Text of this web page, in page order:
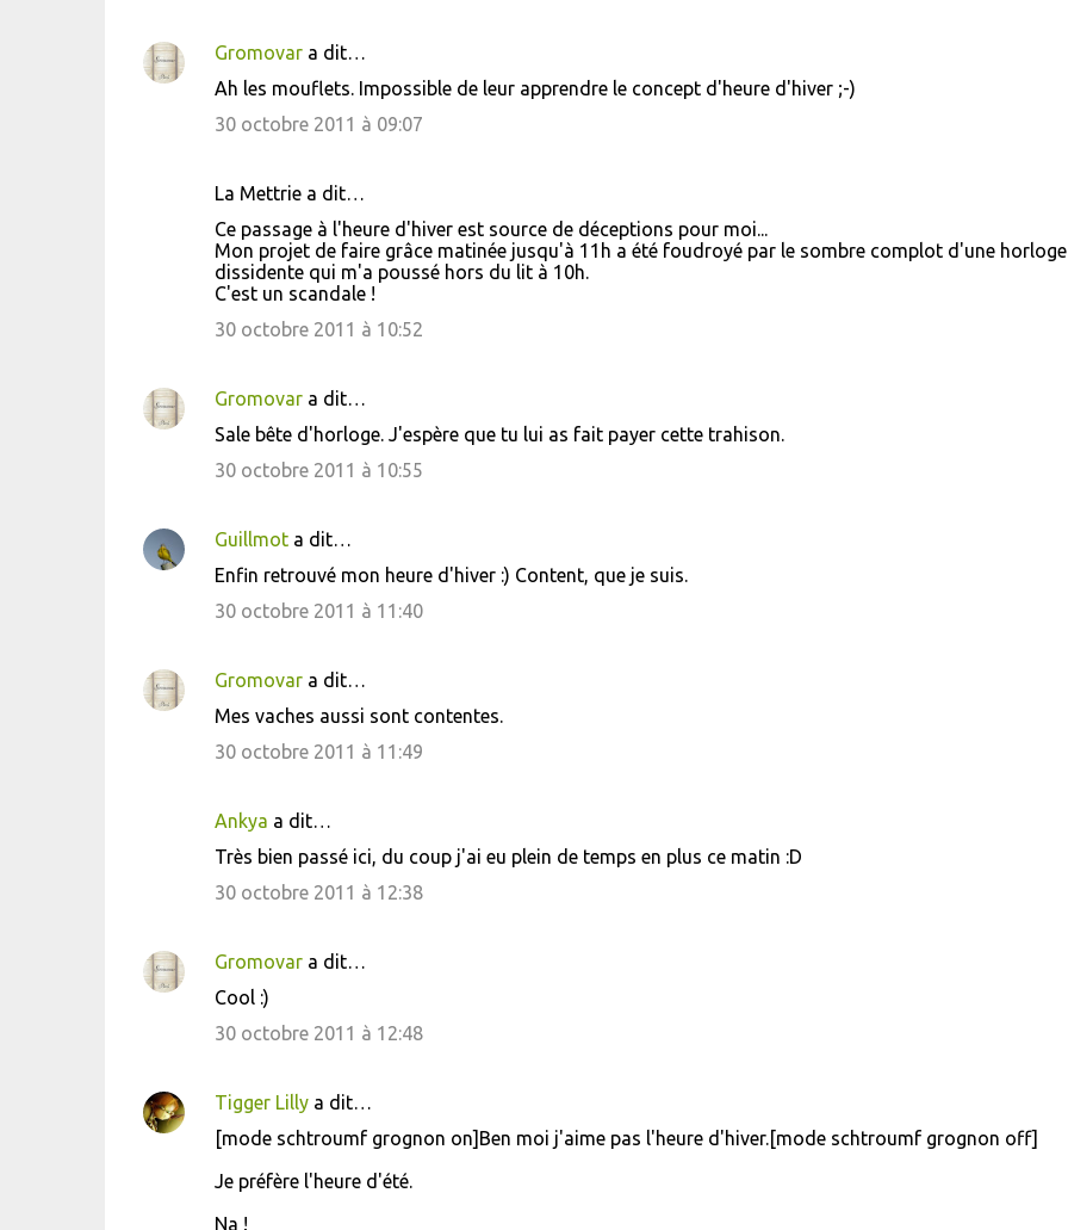
Gromovara dit…
Ah les mouflets. Impossible de leur apprendre le concept d'heure d'hiver ;-)
30 octobre 2011 à 09:07
La Mettrie a dit…
Ce passage à l'heure d'hiver est source de déceptions pour moi...
Mon projet de faire grâce matinée jusqu'à 11h a été foudroyé par le sombre complot d'une horloge
dissidente qui m'a poussé hors du lit à 10h.
C'est un scandale !
30 octobre 2011 à 10:52
Gromovara dit…
Sale bête d'horloge. J'espère que tu lui as fait payer cette trahison.
30 octobre 2011 à 10:55
Guillmota dit…
Enfin retrouvé mon heure d'hiver :) Content, que je suis.
30 octobre 2011 à 11:40
Gromovara dit…
Mes vaches aussi sont contentes.
30 octobre 2011 à 11:49
Ankya a dit…
Très bien passé ici, du coup j'ai eu plein de temps en plus ce matin :D
30 octobre 2011 à 12:38
Gromovara dit…
Cool :)
30 octobre 2011 à 12:48
Tigger Lillya dit…
[mode schtroumf grognon on]Ben moi j'aime pas l'heure d'hiver.[mode schtroumf grognon off]
Je préfère l'heure d'été.
Na !